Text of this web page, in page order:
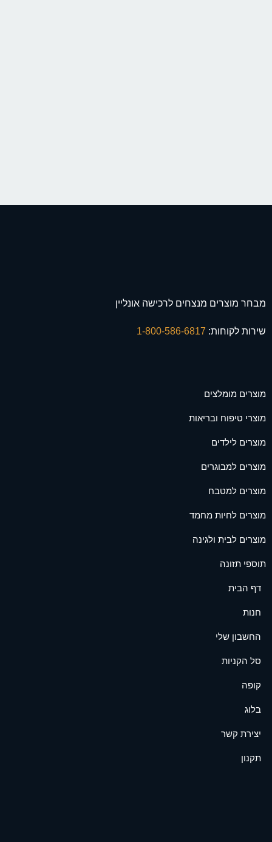
מבחר מוצרים מנצחים לרכישה אונליין
שירות לקוחות:
מוצרים מומלצים
מוצרי טיפוח ובריאות
מוצרים לילדים
מוצרים למבוגרים
מוצרים למטבח
מוצרים לחיות מחמד
מוצרים לבית ולגינה
תוספי תזונה
דף הבית
חנות
החשבון שלי
סל הקניות
קופה
בלוג
יצירת קשר
תקנון